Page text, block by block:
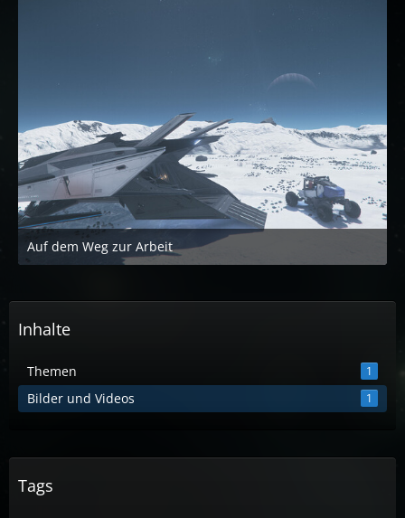
Auf dem Weg zur Arbeit
25. Januar 2021 um 04:02
Inhalte
Themen 1
Bilder und Videos 1
Tags